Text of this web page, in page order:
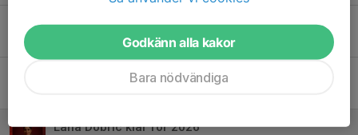
Ida Kapidzic klar för 2026
17 mar, 15:11 0
Sara Carlsson klar för 2026
Lana Dobric klar för 2026
Godkänn alla kakor
Bara nödvändiga